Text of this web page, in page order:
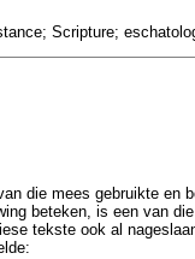
Scripture;
die mees gebruikte en
beteken, is een van
tekste ook al